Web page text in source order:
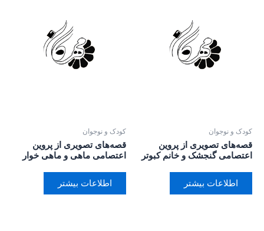
کودک و نوجوان
قصه‌های تصویری از پروین
اعتصامی گنجشک و خانم کبوتر
اطلاعات بیشتر
کودک و نوجوان
قصه‌های تصویری از پروین
اعتصامی ماهی و ماهی خوار
اطلاعات بیشتر